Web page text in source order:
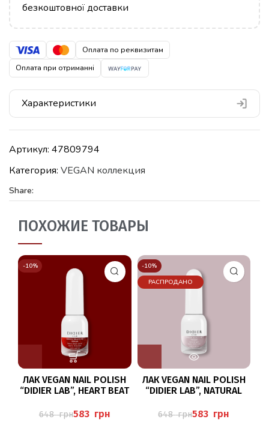
безкоштовної доставки
Оплата по реквизитам
Оплата при отриманні
Характеристики
Артикул: 47809794
Категория: VEGAN коллекция
Share:
ПОХОЖИЕ ТОВАРЫ
-10%
ЛАК VEGAN NAIL POLISH
“DIDIER LAB”, HEART BEAT
648грн583 грн
-10%
РАСПРОДАНО
ЛАК VEGAN NAIL POLISH
“DIDIER LAB”, NATURAL
648грн583 грн